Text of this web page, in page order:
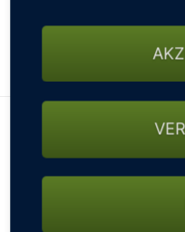
könnte es mit der